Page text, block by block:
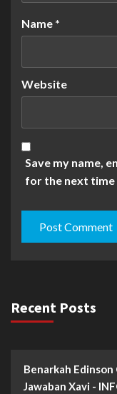
Name *
Website
Save my name,
for the next time
Recent Posts
Benarkah
Jawaban Xavi -